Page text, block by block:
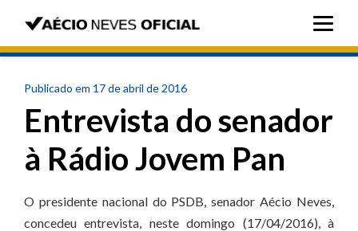
Publicado em 17 de abril de 2016
Entrevista do senador
à Rádio Jovem Pan
O presidente nacional do PSDB, senador Aécio Neves,
concedeu entrevista, neste domingo (17/04/2016), à